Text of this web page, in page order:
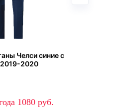
Челси синие с
2020
1080